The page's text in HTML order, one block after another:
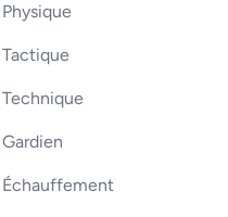
Physique
Tactique
Technique
Gardien
Échauffement